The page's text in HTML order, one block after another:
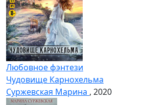
Любовное фэнтези
Чудовище Карнохельма
Суржевская Марина , 2020